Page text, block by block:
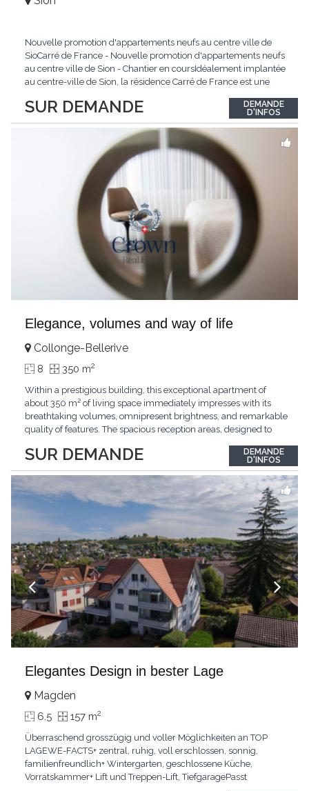
SUR DEMANDE
Nouvelle promotion d'appartements neufs au centre ville de
SioCarré de France - Nouvelle promotion d'appartements neufs
au centre ville de Sion - Chantier en coursIdéalement implantée
au centre-ville de Sion, la résidence Carré de France est une
contemporaine, qualité de vie et emplacement privilégié.Ce
projet d'envergure comprend 38...
DEMANDE
D'INFOS
Elegance, volumes and way of life
SUR DEMANDE
Collonge-Bellerive
8 350 m2
Within a prestigious building, this exceptional apartment of
about 350 m² of living space immediately impresses with its
breathtaking volumes, omnipresent brightness, and remarkable
quality of features. The spacious reception areas, designed to
outdoor spaces bathed in greenery. The bedrooms also have
direct access to the outdoors, offering...
DEMANDE
D'INFOS
Elegantes Design in bester Lage
Magden
6.5 157 m2
Überraschend grosszügig und voller Möglichkeiten an TOP
LAGEWE-FACTS+ zentral, ruhig, voll erschlossen, sonnig,
familienfreundlich+ Wintergarten, geschlossene Küche,
Vorratskammer+ Lift und Treppen-Lift, TiefgaragePasst